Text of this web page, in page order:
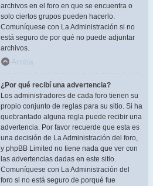
archivos en el foro en que se encuentra o
solo ciertos grupos pueden hacerlo.
Comuníquese con La Administración si no
está seguro de por qué no puede adjuntar
archivos.
Arriba
¿Por qué recibí una advertencia?
Los administradores de cada foro tienen su
propio conjunto de reglas para su sitio. Si ha
quebrantado alguna regla puede recibir una
advertencia. Por favor recuerde que esta es
una decisión de La Administración del foro,
y phpBB Limited no tiene nada que ver con
las advertencias dadas en este sitio.
Comuníquese con La Administración del
foro si no está seguro de porqué fue